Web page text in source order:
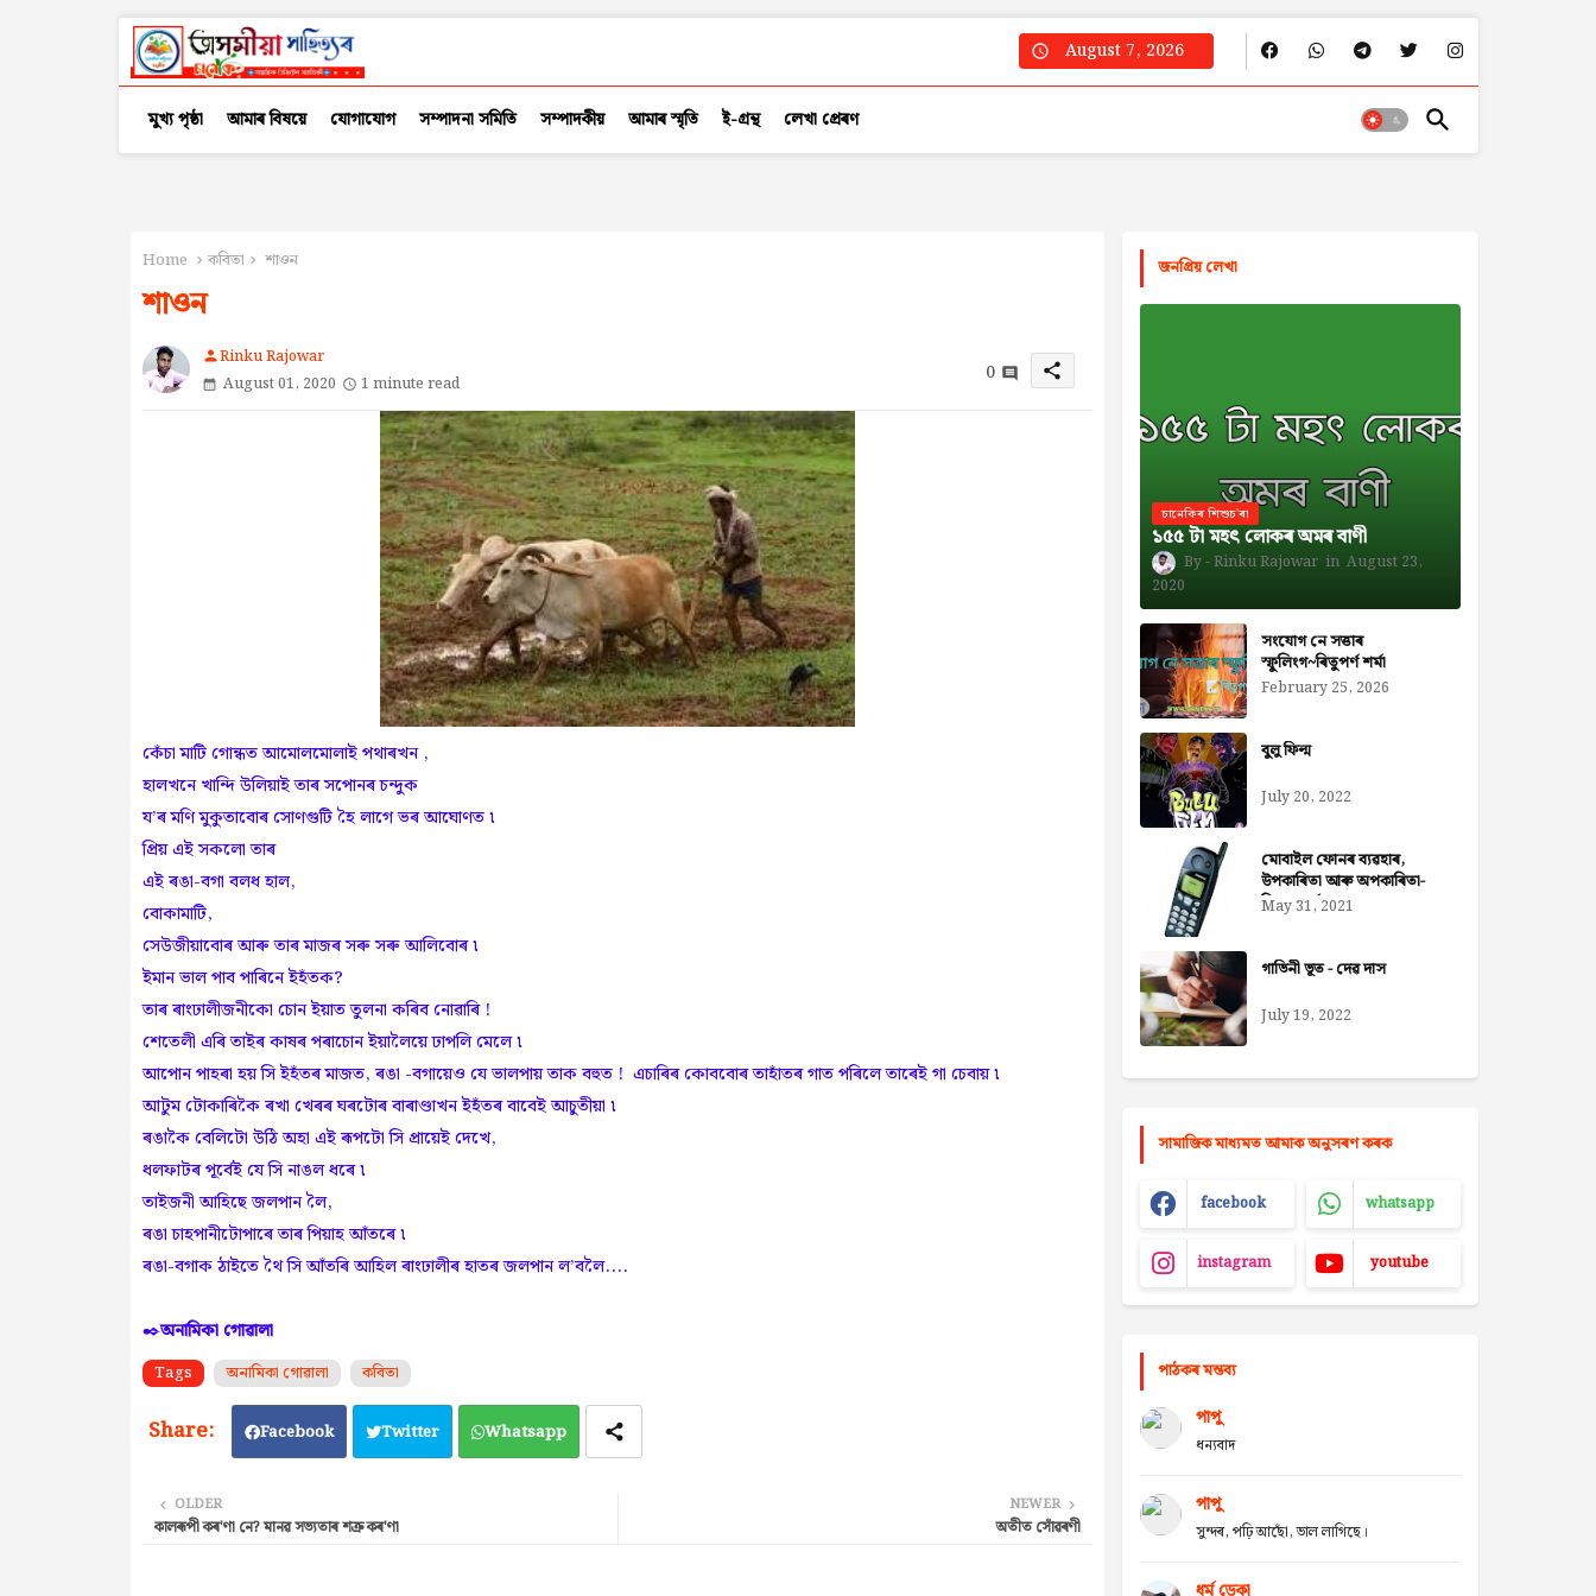
August 7, 2026
মুখ্য পৃষ্ঠা আমাৰ বিষয়ে যোগাযোগ সম্পাদনা সমিতি সম্পাদকীয় আমাৰ স্মৃতি ই-গ্ৰন্থ লেখা প্ৰেৰণ
Home কবিতা শাওন
শাওন
personRinku Rajowar
August 01, 2020
1 minute read 0 share
কেঁচা মাটি গোন্ধত আমোলমোলাই পথাৰখন ,
হালখনে খান্দি উলিয়াই তাৰ সপোনৰ চন্দুক
য’ৰ মণি মুকুতাবোৰ সোণগুটি হৈ লাগে ভৰ আঘোণত ৷
প্ৰিয় এই সকলো তাৰ
এই ৰঙা-বগা বলধ হাল,
বোকামাটি,
সেউজীয়াবোৰ আৰু তাৰ মাজৰ সৰু সৰু আলিবোৰ ৷
ইমান ভাল পাব পাৰিনে ইহঁতক?
তাৰ ৰাংঢালীজনীকো চোন ইয়াত তুলনা কৰিব নোৱাৰি !
শেতেলী এৰি তাইৰ কাষৰ পৰাচোন ইয়ালৈয়ে ঢাপলি মেলে ৷
আপোন পাহৰা হয় সি ইহঁতৰ মাজত, ৰঙা -বগায়েও যে ভালপায় তাক বহুত ! এচাৰিৰ কোববোৰ তাহাঁতৰ গাত পৰিলে তাৰেই গা চেবায় ৷
আটুম টোকাৰিকৈ ৰখা খেৰৰ ঘৰটোৰ বাৰাণ্ডাখন ইহঁতৰ বাবেই আচুতীয়া ৷
ৰঙাকৈ বেলিটো উঠি অহা এই ৰূপটো সি প্ৰায়েই দেখে,
ধলফাটৰ পূৰ্বেই যে সি নাঙল ধৰে ৷
তাইজনী আহিছে জলপান লৈ,
ৰঙা চাহপানীটোপাৰে তাৰ পিয়াহ আঁতৰে ৷
ৰঙা-বগাক ঠাইতে থৈ সি আঁতৰি আহিল ৰাংঢালীৰ হাতৰ জলপান ল’বলৈ....
✒️অনামিকা গোৱালা
Tags অনামিকা গোৱালা কবিতা
Facebook Twitter Whatsapp
NEWER
অতীত সোঁৱৰণী
OLDER
কালৰূপী কৰ'ণা নে? মানৱ সভ্যতাৰ শত্ৰু কৰ'ণা
জনপ্রিয় লেখা
চানেকিৰ শিশুচ'ৰা
১৫৫ টা মহৎ লোকৰ অমৰ বাণী
Rinku Rajowar
August 23,
2020
সংযোগ নে সত্তাৰ
স্ফুলিংগ~ৰিতুপৰ্ণ শৰ্মা
February 25, 2026
বুলু ফিল্ম
July 20, 2022
মোবাইল ফোনৰ ব্যৱহাৰ,
উপকাৰিতা আৰু অপকাৰিতা-
নিজৰা বৰ্মন ডেকা
May 31, 2021
গাভিনী ভূত - দেৱ দাস
July 19, 2022
সামাজিক মাধ্যমত আমাক অনুসৰণ কৰক
facebook whatsapp
instagram youtube
পাঠকৰ মন্তব্য
পাপু
ধন্যবাদ
পাপু
সুন্দৰ, পঢ়ি আছোঁ, ভাল লাগিছে।